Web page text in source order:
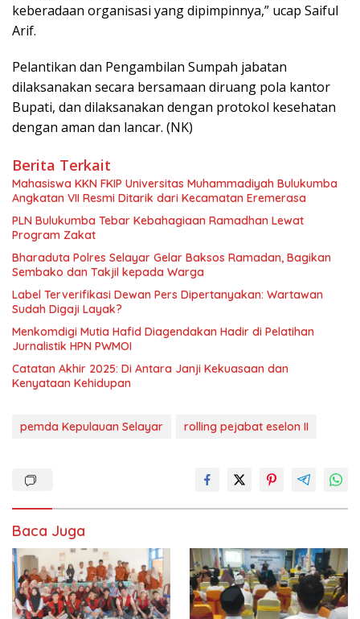
keberadaan organisasi yang dipimpinnya,” ucap Saiful
Arif.
Pelantikan dan Pengambilan Sumpah jabatan
dilaksanakan secara bersamaan diruang pola kantor
Bupati, dan dilaksanakan dengan protokol kesehatan
dengan aman dan lancar. (NK)
Berita Terkait
Mahasiswa KKN FKIP Universitas Muhammadiyah Bulukumba
Angkatan VII Resmi Ditarik dari Kecamatan Eremerasa
PLN Bulukumba Tebar Kebahagiaan Ramadhan Lewat
Program Zakat
Bharaduta Polres Selayar Gelar Baksos Ramadan, Bagikan
Sembako dan Takjil kepada Warga
Label Terverifikasi Dewan Pers Dipertanyakan: Wartawan
Sudah Digaji Layak?
Menkomdigi Mutia Hafid Diagendakan Hadir di Pelatihan
Jurnalistik HPN PWMOI
‎Catatan Akhir 2025: Di Antara Janji Kekuasaan dan
Kenyataan Kehidupan
pemda Kepulauan Selayar rolling pejabat eselon II
Baca Juga